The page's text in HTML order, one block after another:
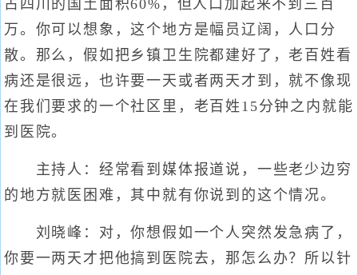
占四川的国土面积60%，但人口加起来不到三百
万。你可以想象，这个地方是幅员辽阔，人口分
散。那么，假如把乡镇卫生院都建好了，老百姓看
病还是很远，也许要一天或者两天才到，就不像现
在我们要求的一个社区里，老百姓15分钟之内就能
到医院。
主持人：经常看到媒体报道说，一些老少边穷
的地方就医困难，其中就有你说到的这个情况。
刘晓峰：对，你想假如一个人突然发急病了，
你要一两天才把他搞到医院去，那怎么办？所以针